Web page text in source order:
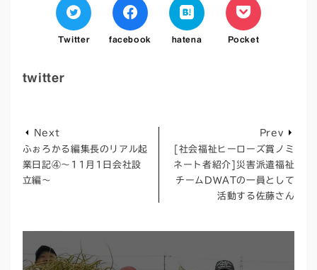
Twitter facebook hatena Pocket
twitter
Next
ふぉろかる編集長のリアル起
業日記④～11月1日会社設
立編～
Prev
[社会福祉ヒーローズ賞ノミ
ネート者紹介]災害派遣福祉
チームDWATの一員として
活動する佐藤さん